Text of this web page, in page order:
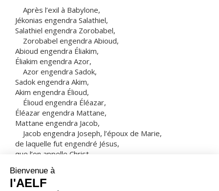
Après l’exil à Babylone,
Jékonias engendra Salathiel,
Salathiel engendra Zorobabel,
Zorobabel engendra Abioud,
Abioud engendra Éliakim,
Éliakim engendra Azor,
Azor engendra Sadok,
Sadok engendra Akim,
Akim engendra Élioud,
Élioud engendra Éléazar,
Éléazar engendra Mattane,
Mattane engendra Jacob,
Jacob engendra Joseph, l’époux de Marie,
de laquelle fut engendré Jésus,
que l’on appelle Christ.
Le nombre total des générations est donc :
depuis Abraham jusqu’à David, quatorze générations ;